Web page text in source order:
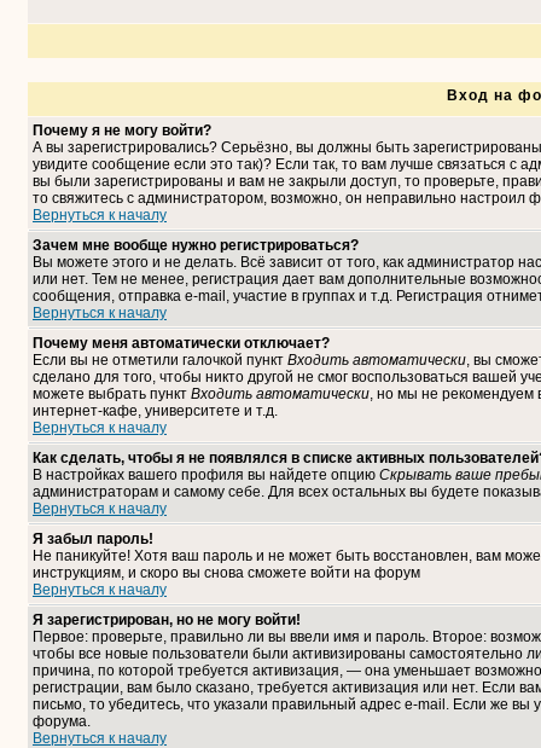
Вход на
Почему я не могу войти?
А вы зарегистрировались? Серьёзно, вы должны быть
увидите сообщение если это так)? Если так, то вам лучше связаться с
вы были зарегистрированы и вам не закрыли доступ, то проверьте,
то свяжитесь с администратором, возможно, он неправильно настроил
Вернуться к началу
Зачем мне вообще нужно регистрироваться?
Вы можете этого и не делать. Всё зависит от того, как
или нет. Тем не менее, регистрация дает вам дополнительные
сообщения, отправка e-mail, участие в группах и т.д. Регистрация
Вернуться к началу
Почему меня автоматически отключает?
Если вы не отметили галочкой пункт Входить автоматически, вы
сделано для того, чтобы никто другой не смог воспользоваться вашей
можете выбрать пункт Входить автоматически, но мы не рекомендуем
интернет-кафе, университете и т.д.
Вернуться к началу
Как сделать, чтобы я не появлялся в списке активных
В настройках вашего профиля вы найдете опцию Скрывать ваше
администраторам и самому себе. Для всех остальных вы будете
Вернуться к началу
Я забыл пароль!
Не паникуйте! Хотя ваш пароль и не может быть восстановлен, вам
инструкциям, и скоро вы снова сможете войти на форум
Вернуться к началу
Я зарегистрирован, но не могу войти!
Первое: проверьте, правильно ли вы ввели имя и пароль. Второе:
чтобы все новые пользователи были активизированы самостоятельно
причина, по которой требуется активизация, — она уменьшает
регистрации, вам было сказано, требуется активизация или нет. Если
письмо, то убедитесь, что указали правильный адрес e-mail. Если же
форума.
Вернуться к началу